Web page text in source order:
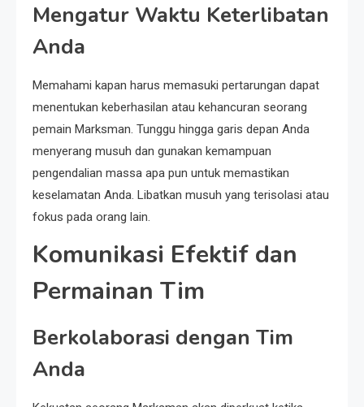
Mengatur Waktu Keterlibatan
Anda
Memahami kapan harus memasuki pertarungan dapat
menentukan keberhasilan atau kehancuran seorang
pemain Marksman. Tunggu hingga garis depan Anda
menyerang musuh dan gunakan kemampuan
pengendalian massa apa pun untuk memastikan
keselamatan Anda. Libatkan musuh yang terisolasi atau
fokus pada orang lain.
Komunikasi Efektif dan
Permainan Tim
Berkolaborasi dengan Tim
Anda